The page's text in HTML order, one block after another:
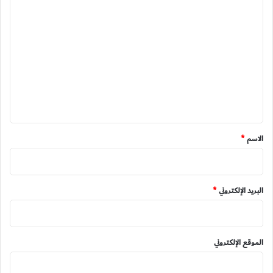
*
الاسم*
البريد الإلكتروني*
الموقع الإلكتروني